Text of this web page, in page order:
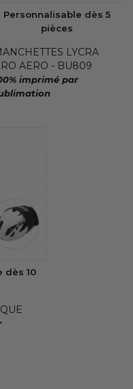
Personnalisable dès 5
pièces
LYCRA
AERO - BU809
imprimé par
dès 10